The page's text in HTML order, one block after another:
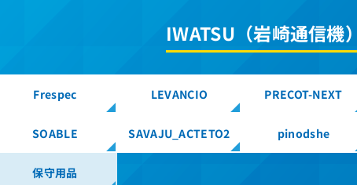
IWATSU（岩崎通信機
Frespec LEVANCIO PRECOT-NEXT
SOABLE SAVAJU_ACTETO2 pinodshe
保守用品